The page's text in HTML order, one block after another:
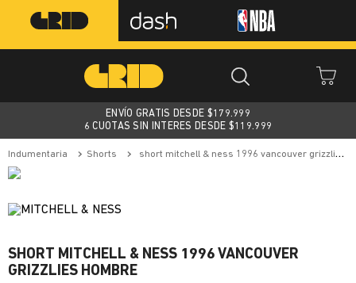
ENVÍO GRATIS DESDE $179.999
6 CUOTAS SIN INTERES DESDE $119.999
indumentaria shorts short mitchell & ness 1996 vancouver grizzlies hombre
SHORT MITCHELL & NESS 1996 VANCOUVER
GRIZZLIES HOMBRE